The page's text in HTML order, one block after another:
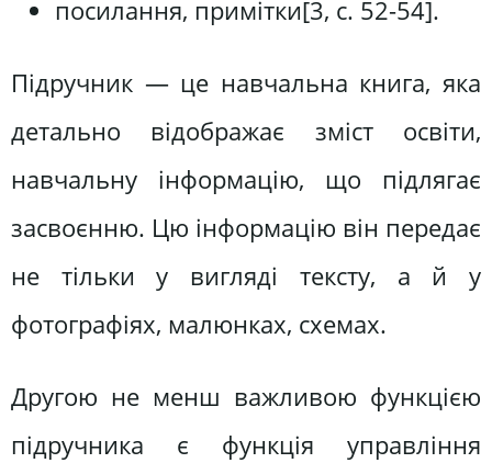
посилання, примітки[3, c. 52-54].
Підручник — це навчальна книга, яка
детально відображає зміст освіти,
навчальну інформацію, що підлягає
засвоєнню. Цю інформацію він передає
не тільки у вигляді тексту, а й у
фотографіях, малюнках, схемах.
Другою не менш важливою функцією
підручника є функція управління